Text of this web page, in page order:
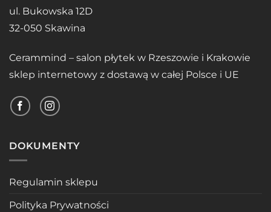
ul. Bukowska 12D
32-050 Skawina
Cerammind – salon płytek w Rzeszowie i Krakowie
sklep internetowy z dostawą w całej Polsce i UE
DOKUMENTY
Regulamin sklepu
Polityka Prywatności